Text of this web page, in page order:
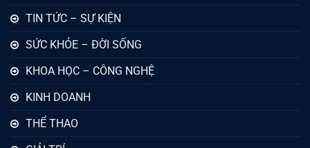
TIN TỨC – SỰ KIỆN
SỨC KHỎE – ĐỜI SỐNG
KHOA HỌC – CÔNG NGHỆ
KINH DOANH
THỂ THAO